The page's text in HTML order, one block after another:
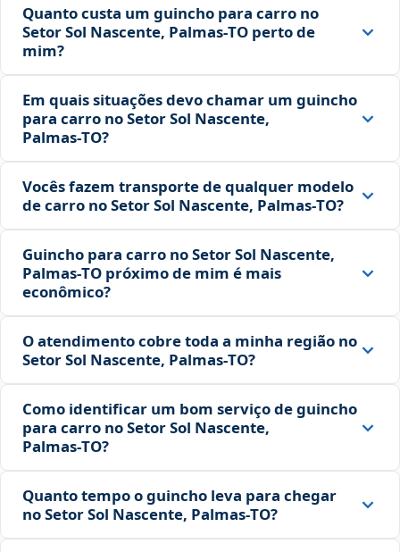
Quanto custa um guincho para carro no
Setor Sol Nascente, Palmas‑TO perto de
mim?
Em quais situações devo chamar um guincho
para carro no Setor Sol Nascente,
Palmas‑TO?
Vocês fazem transporte de qualquer modelo
de carro no Setor Sol Nascente, Palmas‑TO?
Guincho para carro no Setor Sol Nascente,
Palmas‑TO próximo de mim é mais
econômico?
O atendimento cobre toda a minha região no
Setor Sol Nascente, Palmas‑TO?
Como identificar um bom serviço de guincho
para carro no Setor Sol Nascente,
Palmas‑TO?
Quanto tempo o guincho leva para chegar
no Setor Sol Nascente, Palmas‑TO?